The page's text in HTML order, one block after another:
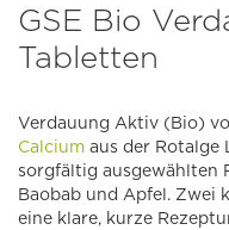
GSE Bio
Tabletten
Verdauung Aktiv (Bio)
Calcium aus der Rotalge
sorgfältig ausgewählten
Baobab und Apfel. Zwei
eine klare, kurze